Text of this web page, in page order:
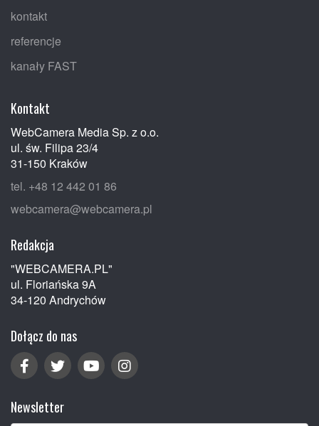
kontakt
referencje
kanały FAST
Kontakt
WebCamera Media Sp. z o.o.
ul. św. Filipa 23/4
31-150 Kraków
tel. +48 12 442 01 86
webcamera@webcamera.pl
Redakcja
"WEBCAMERA.PL"
ul. Floriańska 9A
34-120 Andrychów
Dołącz do nas
Newsletter